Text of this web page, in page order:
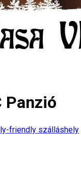
Panzió
friendly szálláshely